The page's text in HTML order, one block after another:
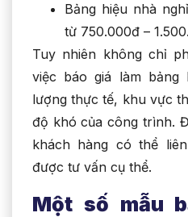
Bảng hiệu nhà
từ 750.000đ –
Tuy nhiên không chỉ
việc báo giá làm
lượng thực tế, khu vực
độ khó của công trình.
khách hàng có thể
được tư vấn cụ thể.
Một số mẫu